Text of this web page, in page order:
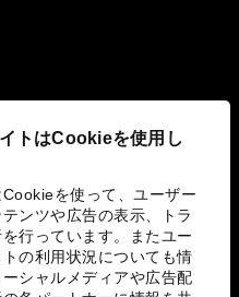
トはCookieを使用し
を使って、ユーザー
ンツや広告の表示、トラ
行っています。またユー
の利用状況についても情
シャルメディアや広告配